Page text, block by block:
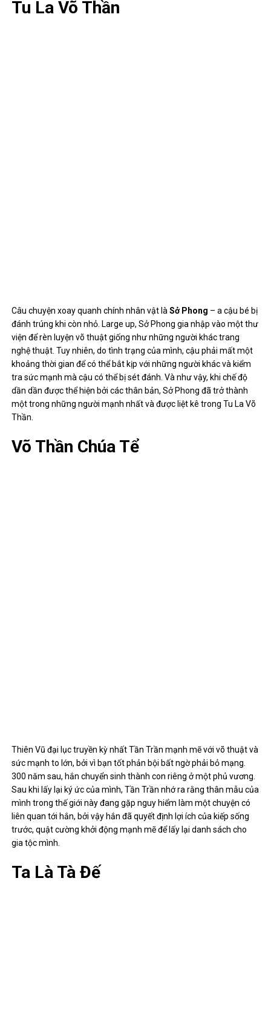
Tu La Võ Thần
Câu chuyện xoay quanh chính nhân vật làSở Phong – a cậu bé bị
đánh trúng khi còn nhỏ. Large up, Sở Phong gia nhập vào một thư
viện để rèn luyện võ thuật giống như những người khác trang
nghệ thuật. Tuy nhiên, do tình trạng của mình, cậu phải mất một
khoảng thời gian để có thể bắt kịp với những người khác và kiểm
tra sức mạnh mà cậu có thể bị sét đánh. Và như vậy, khi chế độ
dần dần được thể hiện bởi các thân bản, Sở Phong đã trở thành
một trong những người mạnh nhất và được liệt kê trong Tu La Võ
Thần.
Võ Thần Chúa Tể
Thiên Vũ đại lục truyền kỳ nhất Tần Trần mạnh mẽ với võ thuật và
sức mạnh to lớn, bởi vì bạn tốt phản bội bất ngờ phải bỏ mạng.
300 năm sau, hắn chuyển sinh thành con riêng ở một phủ vương.
Sau khi lấy lại ký ức của mình, Tần Trần nhớ ra rằng thân mẫu của
mình trong thế giới này đang gặp nguy hiểm làm một chuyện có
liên quan tới hắn, bởi vậy hắn đã quyết định lợi ích của kiếp sống
trước, quật cường khởi động mạnh mẽ để lấy lại danh sách cho
gia tộc mình.
Ta Là Tà Đế